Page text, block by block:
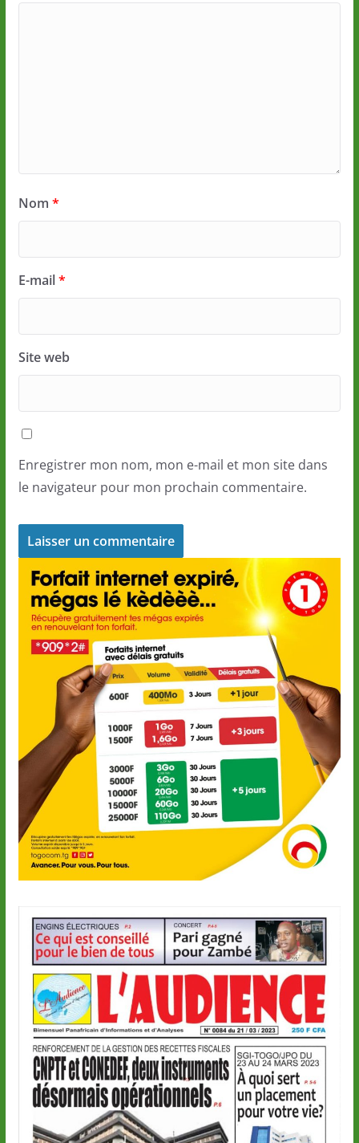
Nom *
E-mail*
Site web
Enregistrer mon nom, mon e-mail et mon site dans
le navigateur pour mon prochain commentaire.